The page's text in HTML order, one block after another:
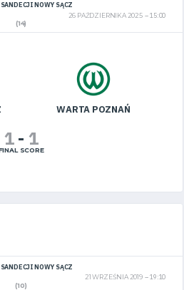
NOWY SĄCZ
26 PAŹDZIERNIKA 2025
15:00
(14)
WARTA POZNAŃ
1- 1
SCORE
NOWY SĄCZ
21 WRZEŚNIA 2019
19:10
(10)